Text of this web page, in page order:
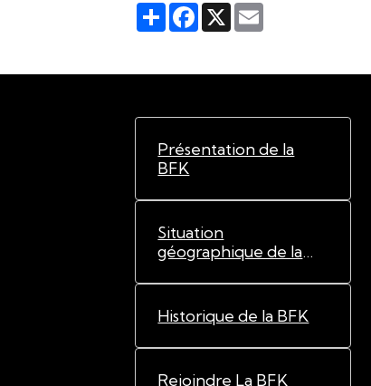
PartagerFacebook
X
Présentation de la
BFK
Situation
géographique de la
Historique de la BFK
Rejoindre La BFK